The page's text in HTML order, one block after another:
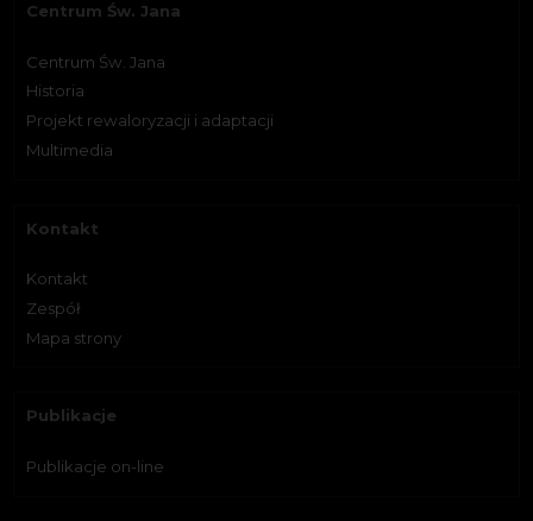
Centrum Św. Jana
Centrum Św. Jana
Historia
Projekt rewaloryzacji i adaptacji
Multimedia
Kontakt
Kontakt
Zespół
Mapa strony
Publikacje
Publikacje on-line